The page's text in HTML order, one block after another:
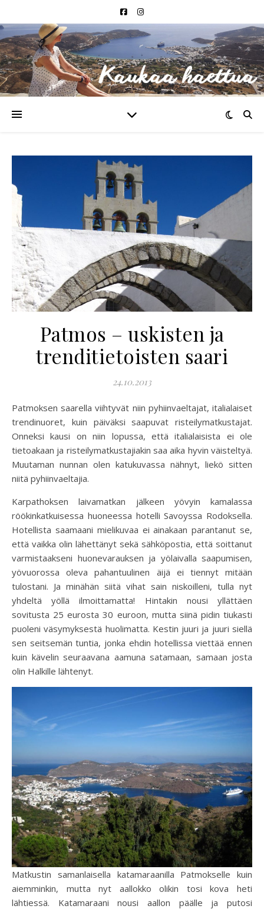
Patmos – uskisten ja
trenditietoisten saari
24.10.2013
Patmoksen saarella viihtyvät niin pyhiinvaeltajat, italialaiset
trendinuoret, kuin päiväksi saapuvat risteilymatkustajat.
Onneksi kausi on niin lopussa, että italialaisista ei ole
tietoakaan ja risteilymatkustajiakin saa aika hyvin väisteltyä.
Muutaman nunnan olen katukuvassa nähnyt, liekö sitten
niitä pyhiinvaeltajia.
Karpathoksen laivamatkan jälkeen yövyin kamalassa
röökinkatkuisessa huoneessa hotelli Savoyssa Rodoksella.
Hotellista saamaani mielikuvaa ei ainakaan parantanut se,
että vaikka olin lähettänyt sekä sähköpostia, että soittanut
varmistaakseni huonevarauksen ja yölaivalla saapumisen,
yövuorossa oleva pahantuulinen äijä ei tiennyt mitään
tulostani. Ja minähän siitä vihat sain niskoilleni, tulla nyt
yhdeltä yöllä ilmoittamatta! Hintakin nousi yllättäen
sovitusta 25 eurosta 30 euroon, mutta siinä pidin tiukasti
puoleni väsymyksestä huolimatta. Kestin juuri ja juuri siellä
sen seitsemän tuntia, jonka ehdin hotellissa viettää ennen
kuin kävelin seuraavana aamuna satamaan, samaan josta
olin Halkille lähtenyt.
Matkustin samanlaisella katamaraanilla Patmokselle kuin
aiemminkin, mutta nyt aallokko olikin tosi kova heti
lähtiessä. Katamaraani nousi aallon päälle ja putosi